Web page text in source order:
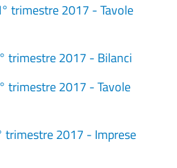
trimestre 2017 - Tavole
trimestre 2017 - Bilanci
trimestre 2017 - Tavole
trimestre 2017 - Imprese